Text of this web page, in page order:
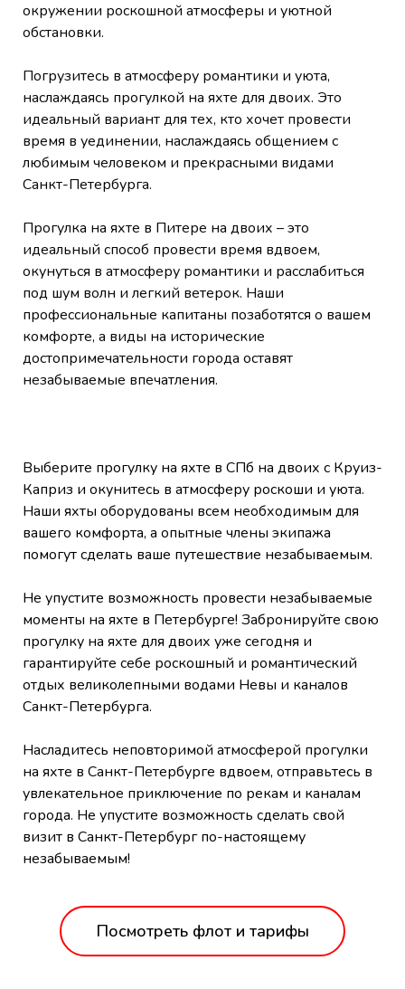
окружении роскошной атмосферы и уютной
обстановки.
Погрузитесь в атмосферу романтики и уюта,
наслаждаясь прогулкой на яхте для двоих. Это
идеальный вариант для тех, кто хочет провести
время в уединении, наслаждаясь общением с
любимым человеком и прекрасными видами
Санкт-Петербурга.
Прогулка на яхте в Питере на двоих – это
идеальный способ провести время вдвоем,
окунуться в атмосферу романтики и расслабиться
под шум волн и легкий ветерок. Наши
профессиональные капитаны позаботятся о вашем
комфорте, а виды на исторические
достопримечательности города оставят
незабываемые впечатления.
Выберите прогулку на яхте в СПб на двоих с Круиз-
Каприз и окунитесь в атмосферу роскоши и уюта.
Наши яхты оборудованы всем необходимым для
вашего комфорта, а опытные члены экипажа
помогут сделать ваше путешествие незабываемым.
Не упустите возможность провести незабываемые
моменты на яхте в Петербурге! Забронируйте свою
прогулку на яхте для двоих уже сегодня и
гарантируйте себе роскошный и романтический
отдых великолепными водами Невы и каналов
Санкт-Петербурга.
Насладитесь неповторимой атмосферой прогулки
на яхте в Санкт-Петербурге вдвоем, отправьтесь в
увлекательное приключение по рекам и каналам
города. Не упустите возможность сделать свой
визит в Санкт-Петербург по-настоящему
незабываемым!
Посмотреть флот и тарифы